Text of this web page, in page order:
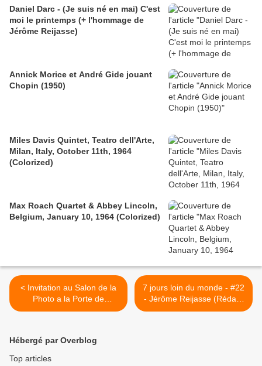
Daniel Darc - (Je suis né en mai) C'est
moi le printemps (+ l'hommage de
Jérôme Reijasse)
Annick Morice et André Gide jouant
Chopin (1950)
Miles Davis Quintet, Teatro dell'Arte,
Milan, Italy, October 11th, 1964
(Colorized)
Max Roach Quartet & Abbey Lincoln,
Belgium, January 10, 1964 (Colorized)
< Invitation au Salon de la
Photo a la Porte de
Versailles (Paris)
7 jours loin du monde - #22
- Jérôme Reijasse (Rédac-
chef, Guitry, Indiana Jones,
Hébergé par Overblog
Top articles